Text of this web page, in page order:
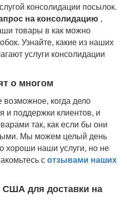
консолидации посылок.
на консолидацию ,
товары в как можно
Узнайте, какие из наших
услуги консолидации
о многом
возможное, когда дело
и поддержки клиентов, и
так, как если бы они
Мы можем целый день
хороши наши услуги, но не
с отзывами наших
для доставки на